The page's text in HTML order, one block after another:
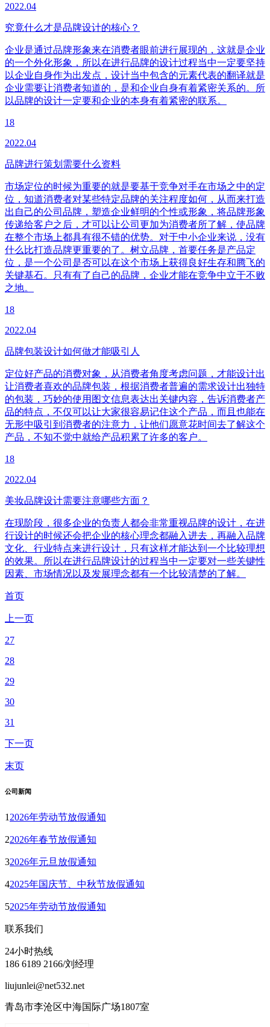
2022.04
究竟什么才是品牌设计的核心？
企业是通过品牌形象来在消费者眼前进行展现的，这就是企业
的一个外化形象，所以在进行品牌的设计过程当中一定要坚持
以企业自身作为出发点，设计当中包含的元素代表的翻译就是
企业需要让消费者知道的，是和企业自身有着紧密关系的。所
以品牌的设计一定要和企业的本身有着紧密的联系。
18
2022.04
品牌进行策划需要什么资料
市场定位的时候为重要的就是要基于竞争对手在市场之中的定
位，知道消费者对某些特定品牌的关注程度如何，从而来打造
出自己的公司品牌，塑造企业鲜明的个性或形象，将品牌形象
传递给客户之后，才可以让公司更加为消费者所了解，使品牌
在整个市场上都具有很不错的优势。对于中小企业来说，没有
什么比打造品牌更重要的了。树立品牌，首要任务是产品定
位，是一个公司是否可以在这个市场上获得良好生存和腾飞的
关键基石。只有有了自己的品牌，企业才能在竞争中立于不败
之地。
18
2022.04
品牌包装设计如何做才能吸引人
定位好产品的消费对象，从消费者角度考虑问题，才能设计出
让消费者喜欢的品牌包装，根据消费者普遍的需求设计出独特
的包装，巧妙的使用图文信息表达出关键内容，告诉消费者产
品的特点，不仅可以让大家很容易记住这个产品，而且也能在
无形中吸引到消费者的注意力，让他们愿意花时间去了解这个
产品，不知不觉中就给产品积累了许多的客户。
18
2022.04
美妆品牌设计需要注意哪些方面？
在现阶段，很多企业的负责人都会非常重视品牌的设计，在进
行设计的时候还会把企业的核心理念都融入进去，再融入品牌
文化、行业特点来进行设计，只有这样才能达到一个比较理想
的效果。所以在进行品牌设计的过程当中一定要对一些关键性
因素、市场情况以及发展理念都有一个比较清楚的了解。
首页
上一页
27
28
29
30
31
下一页
末页
公司新闻
1 2026年劳动节放假通知
22026年春节放假通知
32026年元旦放假通知
42025年国庆节、中秋节放假通知
52025年劳动节放假通知
联系我们
24小时热线
186 6189 2166/刘经理
liujunlei@net532.net
青岛市李沧区中海国际广场1807室